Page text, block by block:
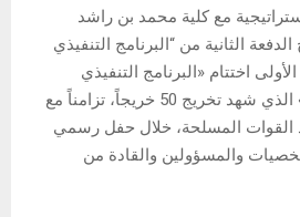
مع كلية محمد بن راشد
الثانية من “البرنامج التنفيذي
اختتام «البرنامج التنفيذي
لتمكين القيادات الشابة» الذي شهد تخريج 50 خريجاً، تزامناً مع
القوات المسلحة، خلال حفل رسمي
والمسؤولين والقادة من